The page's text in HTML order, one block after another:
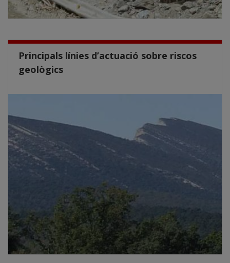
Principals línies d’actuació sobre riscos
geològics